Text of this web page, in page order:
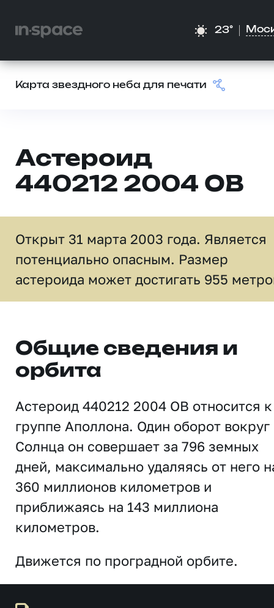
23°
Карта звездного неба для печати
Астероид
440212 2004 OB
Открыт 31 марта 2003 года. Является
потенциально опасным. Размер
астероида может достигать 955
Общие сведения и
орбита
Астероид 440212 2004 OB относится к
группе Аполлона. Один оборот вокруг
Солнца он совершает за 796 земных
дней, максимально удаляясь от него
360 миллионов километров и
приближаясь на 143 миллиона
километров.
Движется по проградной орбите.